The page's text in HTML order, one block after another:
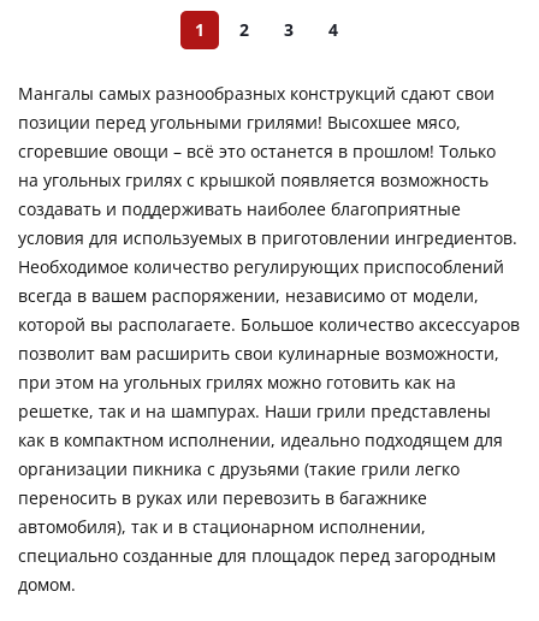
1 2 3 4
Мангалы самых разнообразных конструкций сдают свои
позиции перед угольными грилями! Высохшее мясо,
сгоревшие овощи – всё это останется в прошлом! Только
на угольных грилях с крышкой появляется возможность
создавать и поддерживать наиболее благоприятные
условия для используемых в приготовлении ингредиентов.
Необходимое количество регулирующих приспособлений
всегда в вашем распоряжении, независимо от модели,
которой вы располагаете. Большое количество аксессуаров
позволит вам расширить свои кулинарные возможности,
при этом на угольных грилях можно готовить как на
решетке, так и на шампурах. Наши грили представлены
как в компактном исполнении, идеально подходящем для
организации пикника с друзьями (такие грили легко
переносить в руках или перевозить в багажнике
автомобиля), так и в стационарном исполнении,
специально созданные для площадок перед загородным
домом.